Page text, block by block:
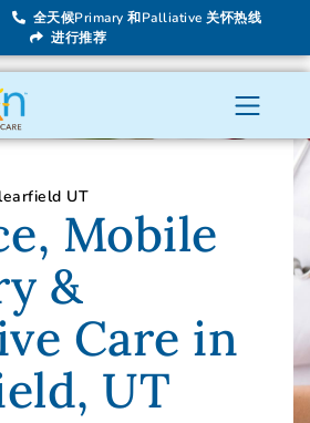
全天候Primary 和Palliative 关怀热线
进行推荐
UT
Mobile
&
Care in
UT